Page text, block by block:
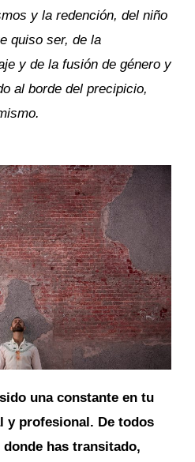
y la redención, del niño
quiso ser, de la
y de la fusión de género y
al borde del precipicio,
una constante en tu
y profesional. De todos
has transitado,